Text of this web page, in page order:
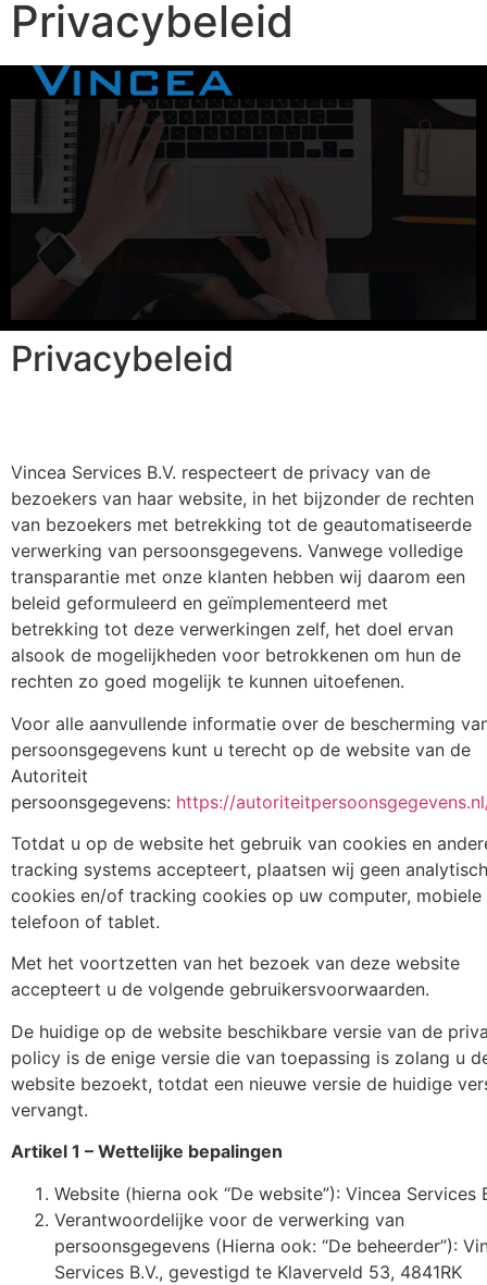
Privacybeleid
Privacybeleid
Vincea Services B.V. respecteert de privacy van de
bezoekers van haar website, in het bijzonder de rechten
van bezoekers met betrekking tot de geautomatiseerde
verwerking van persoonsgegevens. Vanwege volledige
transparantie met onze klanten hebben wij daarom een
beleid geformuleerd en geïmplementeerd met
betrekking tot deze verwerkingen zelf, het doel ervan
alsook de mogelijkheden voor betrokkenen om hun de
rechten zo goed mogelijk te kunnen uitoefenen.
Voor alle aanvullende informatie over de bescherming
persoonsgegevens kunt u terecht op de website van de
Autoriteit
persoonsgegevens: https://
Totdat u op de website het gebruik van cookies en
tracking systems accepteert, plaatsen wij geen
cookies en/of tracking cookies op uw computer, mobiele
telefoon of tablet.
Met het voortzetten van het bezoek van deze website
accepteert u de volgende gebruikersvoorwaarden.
De huidige op de website beschikbare versie van de
policy is de enige versie die van toepassing is zolang u
website bezoekt, totdat een nieuwe versie de huidige
vervangt.
Artikel 1 – Wettelijke bepalingen
Website (hierna ook “De website”): Vincea Services
Verantwoordelijke voor de verwerking van
persoonsgegevens (Hierna ook: “De beheerder”):
Services B.V., gevestigd te Klaverveld 53, 4841RK